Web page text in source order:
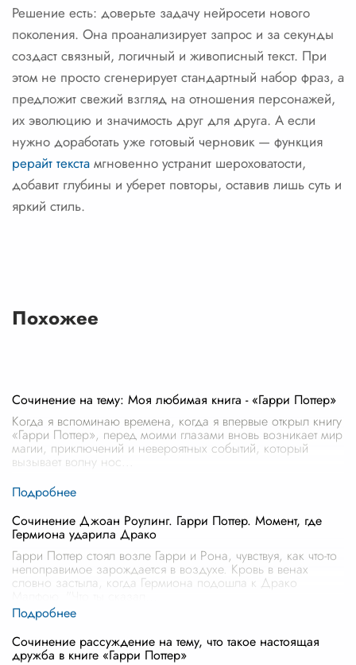
Решение есть: доверьте задачу нейросети нового
поколения. Она проанализирует запрос и за секунды
создаст связный, логичный и живописный текст. При
этом не просто сгенерирует стандартный набор фраз, а
предложит свежий взгляд на отношения персонажей,
их эволюцию и значимость друг для друга. А если
нужно доработать уже готовый черновик — функция
рерайт текста мгновенно устранит шероховатости,
добавит глубины и уберет повторы, оставив лишь суть и
яркий стиль.
Похожее
Сочинение на тему: Моя любимая книга - «Гарри Поттер»
Когда я вспоминаю времена, когда я впервые открыл книгу
«Гарри Поттер», перед моими глазами вновь возникает мир
магии, приключений и невероятных событий, который
вызывает волну нос
Сочинение Джоан Роулинг. Гарри Поттер. Момент, где
Гермиона ударила Драко
Гарри Поттер стоял возле Гарри и Рона, чувствуя, как что-то
непоправимое зарождается в воздухе. Кровь в венах
словно застыла, когда Гермиона подошла к Драко
Сочинение рассуждение на тему, что такое настоящая
дружба в книге «Гарри Поттер»